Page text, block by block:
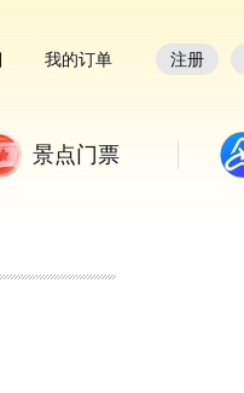
我的订单 注册
景点门票